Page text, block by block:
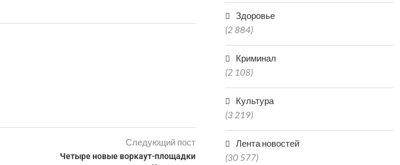
Следующий пост
Четыре новые воркаут-площадки
Здоровье
(2 884)
Криминал
(2 108)
Культура
(3 219)
Лента новостей
(30 577)